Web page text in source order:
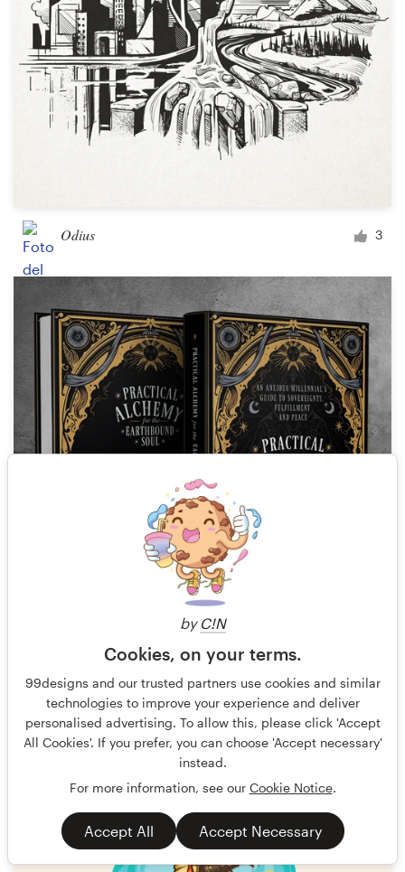
by C!N
Cookies, on your terms.
99designs and our trusted partners use cookies and similar
technologies to improve your experience and deliver
personalised advertising. To allow this, please click 'Accept
All Cookies'. If you prefer, you can choose 'Accept necessary'
instead.
For more information, see our Cookie Notice.
Accept All Accept Necessary
Odius 3
Evan.C ☆ 2